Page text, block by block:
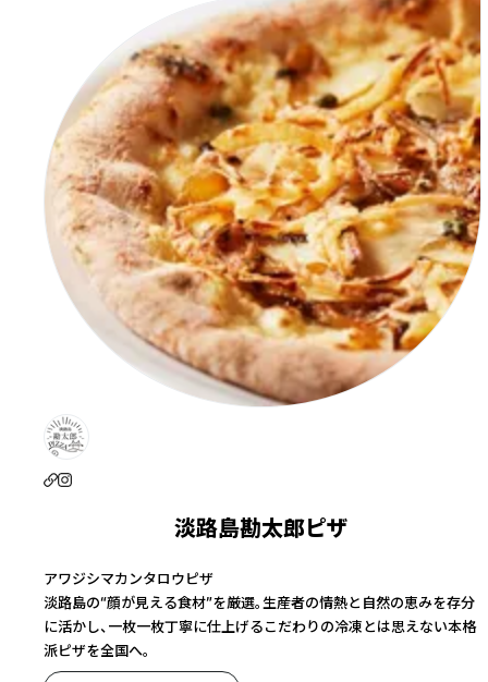
淡路島勘太郎ピザ
アワジシマカンタロウピザ
淡路島の“顔が見える食材”を厳選。生産者の情熱と自然の恵みを存分
に活かし、一枚一枚丁寧に仕上げるこだわりの冷凍とは思えない本格
派ピザを全国へ。